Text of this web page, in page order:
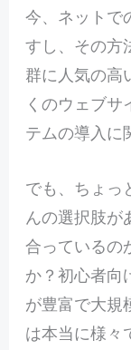
今、ネットで
すし、その方
群に人気の高
くのウェブサ
テムの導入に
でも、ちょっ
んの選択肢が
合っているの
か？初心者向
が豊富で大規
は本当に様々